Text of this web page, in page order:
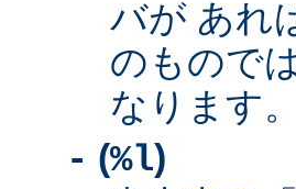
バが あれ
のもので
なります。
- (%l)